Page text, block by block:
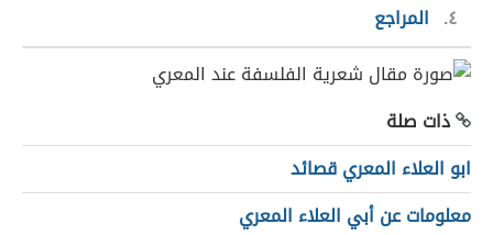
٤
المراجع
ذات صلة
ابو العلاء المعري قصائد
معلومات عن أبي العلاء المعري